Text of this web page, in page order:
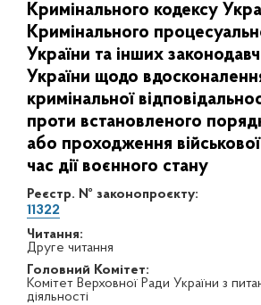
Кримінального кодексу
Кримінального
України та інших
України щодо
кримінальної
проти встановленого
або проходження
час дії воєнного стану
Реєстр. № законопроєкту:
11322
Читання:
Друге читання
Головний Комітет:
Комітет Верховної Ради України з
діяльності